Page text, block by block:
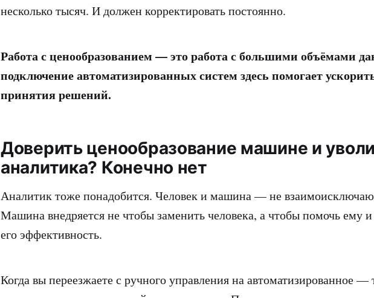
несколько тысяч. И должен корректировать постоянно.
Работа с ценообразованием — это работа с большими объёмами
подключение автоматизированных систем здесь помогает
принятия решений.
Доверить ценообразование машине и
аналитика? Конечно нет
Аналитик тоже понадобится. Человек и машина — не
Машина внедряется не чтобы заменить человека, а чтобы помочь ему
его эффективность.
Когда вы переезжаете с ручного управления на автоматизированное —